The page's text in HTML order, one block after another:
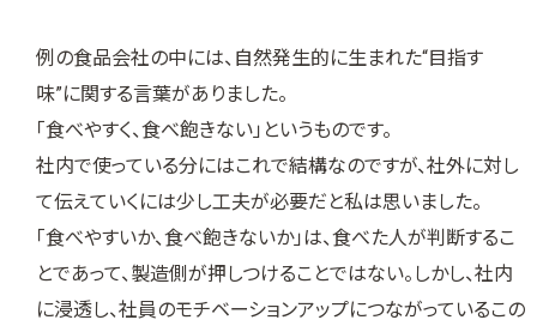
例の食品会社の中には、自然発生的に生まれた“目指す
味”に関する言葉がありました。
「食べやすく、食べ飽きない」というものです。
社内で使っている分にはこれで結構なのですが、社外に対し
て伝えていくには少し工夫が必要だと私は思いました。
「食べやすいか、食べ飽きないか」は、食べた人が判断するこ
とであって、製造側が押しつけることではない。しかし、社内
に浸透し、社員のモチベーションアップにつながっているこの